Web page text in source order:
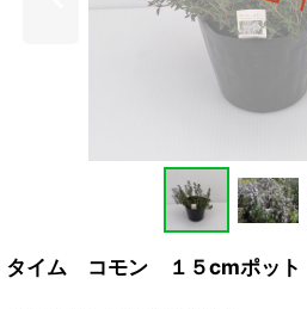
タイム コモン １５cmポット